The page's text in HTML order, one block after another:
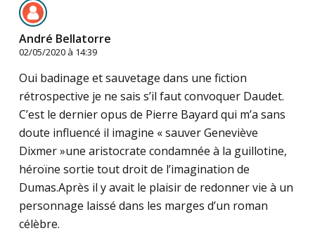
André Bellatorre
02/05/2020 à 14:39
Oui badinage et sauvetage dans une fiction
rétrospective je ne sais s’il faut convoquer Daudet.
C’est le dernier opus de Pierre Bayard qui m’a sans
doute influencé il imagine « sauver Geneviève
Dixmer »une aristocrate condamnée à la guillotine,
héroïne sortie tout droit de l’imagination de
Dumas.Après il y avait le plaisir de redonner vie à un
personnage laissé dans les marges d’un roman
célèbre.